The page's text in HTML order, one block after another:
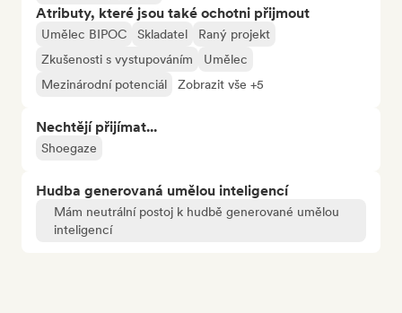
Atributy, které jsou také ochotni přijmout
Umělec BIPOC Skladatel
Raný projekt
Zkušenosti s vystupováním
Umělec
Mezinárodní potenciál
Zobrazit vše +5
Nechtějí přijímat...
Shoegaze
Hudba generovaná umělou inteligencí
Mám neutrální postoj k hudbě generované umělou
inteligencí